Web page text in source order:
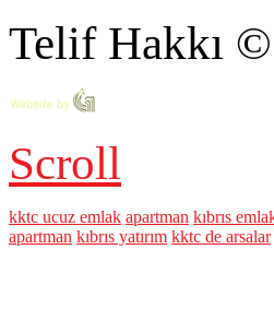
Telif Hakkı ©
Scroll
kktc ucuz emlak apartman kıbrıs
apartman kıbrıs yatırım kktc de arsalar